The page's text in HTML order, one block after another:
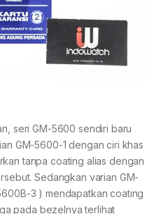
seri GM-5600 sendiri baru
GM-5600-1 dengan ciri khas
tanpa coating alias dengan
Sedangkan varian GM-
3 ) mendapatkan coating
pada bezelnya terlihat